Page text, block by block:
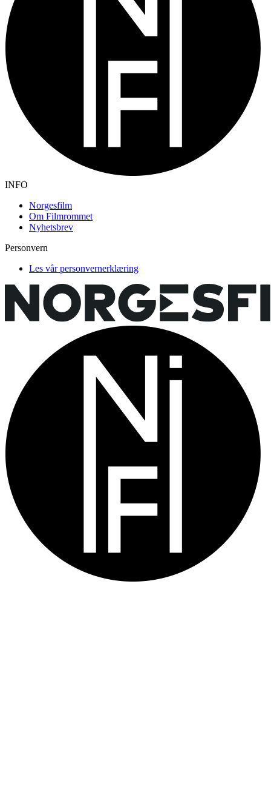
INFO
Norgesfilm
Om Filmrommet
Nyhetsbrev
Personvern
Les vår personvernerklæring